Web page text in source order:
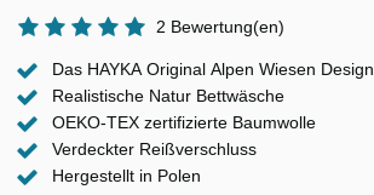
2 Bewertung(en)
Das HAYKA Original Alpen Wiesen Design
Realistische Natur Bettwäsche
OEKO-TEX zertifizierte Baumwolle
Verdeckter Reißverschluss
Hergestellt in Polen